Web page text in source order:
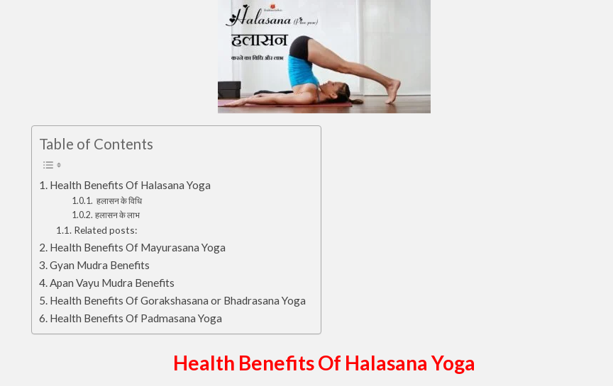
Table of Contents
Health Benefits Of Halasana Yoga
हलासन के विधि
हलासन के लाभ
Related posts:
Health Benefits Of Mayurasana Yoga
Gyan Mudra Benefits
Apan Vayu Mudra Benefits
Health Benefits Of Gorakshasana or Bhadrasana Yoga
Health Benefits Of Padmasana Yoga
Health Benefits Of Halasana Yoga